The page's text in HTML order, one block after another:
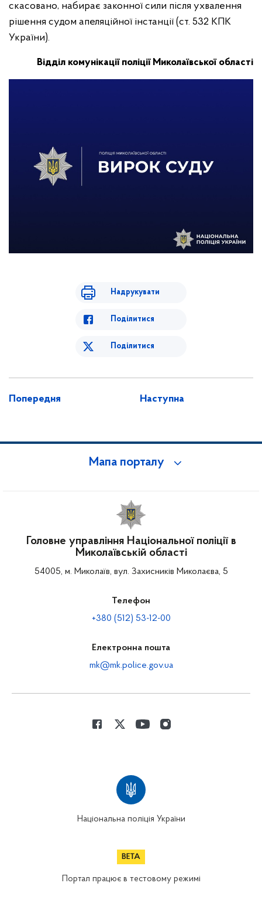
скасовано, набирає законної сили після ухвалення
рішення судом апеляційної інстанції (ст. 532 КПК
України).
Відділ комунікації поліції Миколаївської області
Надрукувати
Поділитися
Поділитися
Попередня Наступна
Мапа порталу
Головне управління Національної поліції в
Миколаївській області
54005, м. Миколаїв, вул. Захисників Миколаєва, 5
Телефон
+380 (512) 53-12-00
Електронна пошта
mk@mk.police.gov.ua
Національна поліція України
Портал працює в тестовому режимі